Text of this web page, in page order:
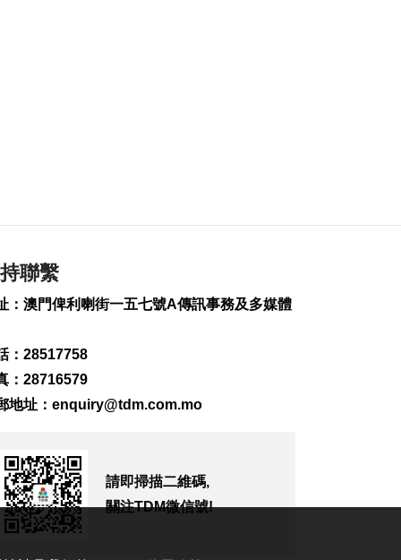
383
0
154
2026-08-09 15:38
116
0
聯繫
：澳門俾利喇街一五七號A傳訊事務及多媒體
：28517758
：28716579
地址： enquiry@tdm.com.mo
請即掃描二維碼,
關注TDM微信號!